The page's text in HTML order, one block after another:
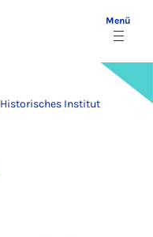
Menü
Historisches Institut